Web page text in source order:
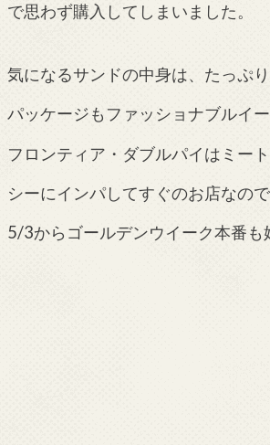
で思わず購入してしまいました。
気になるサンドの中身は、たっぷ
パッケージもファッショナブルイ
フロンティア・ダブルパイはミー
シーにインパしてすぐのお店なの
5/3からゴールデンウイーク本番も